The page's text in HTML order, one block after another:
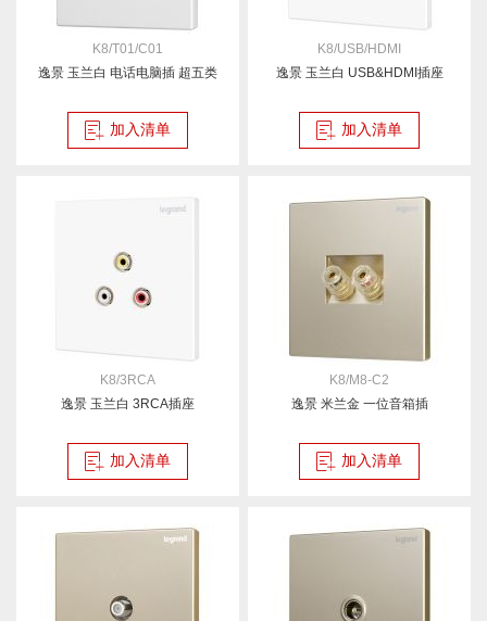
K8/T01/C01
逸景 玉兰白 电话电脑插 超五类
加入清单
K8/USB/HDMI
逸景 玉兰白 USB&HDMI插座
加入清单
K8/3RCA
逸景 玉兰白 3RCA插座
加入清单
K8/M8-C2
逸景 米兰金 一位音箱插
加入清单